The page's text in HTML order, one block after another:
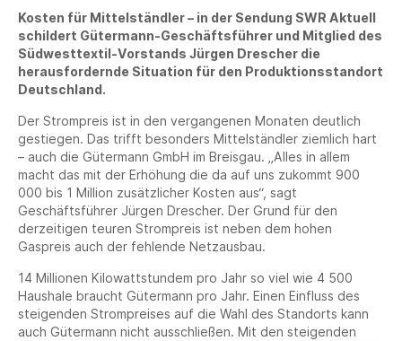
Kosten für Mittelständler – in der Sendung SWR Aktuell
schildert Gütermann-Geschäftsführer und Mitglied des
Südwesttextil-Vorstands Jürgen Drescher die
herausfordernde Situation für den Produktionsstandort
Deutschland.
Der Strompreis ist in den vergangenen Monaten deutlich
gestiegen. Das trifft besonders Mittelständler ziemlich hart
– auch die Gütermann GmbH im Breisgau. „Alles in allem
macht das mit der Erhöhung die da auf uns zukommt 900
000 bis 1 Million zusätzlicher Kosten aus“, sagt
Geschäftsführer Jürgen Drescher. Der Grund für den
derzeitigen teuren Strompreis ist neben dem hohen
Gaspreis auch der fehlende Netzausbau.
14 Millionen Kilowattstundem pro Jahr so viel wie 4 500
Haushale braucht Gütermann pro Jahr. Einen Einfluss des
steigenden Strompreises auf die Wahl des Standorts kann
auch Gütermann nicht ausschließen. Mit den steigenden